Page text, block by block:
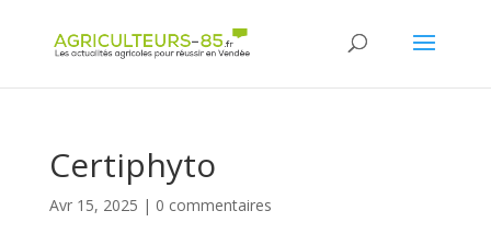
Certiphyto
Avr 15, 2025 | 0 commentaires